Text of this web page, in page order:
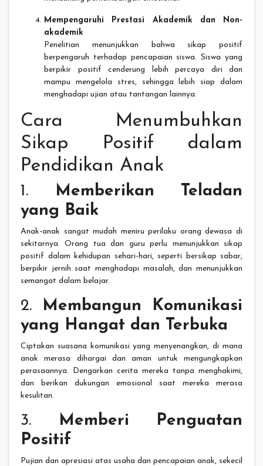
Mempengaruhi Prestasi Akademik dan Non-
akademik
Penelitian menunjukkan bahwa sikap positif
berpengaruh terhadap pencapaian siswa. Siswa yang
berpikir positif cenderung lebih percaya diri dan
mampu mengelola stres, sehingga lebih siap dalam
menghadapi ujian atau tantangan lainnya.
Cara Menumbuhkan
Sikap Positif dalam
Pendidikan Anak
1.
Memberikan Teladan
yang Baik
Anak-anak sangat mudah meniru perilaku orang dewasa di
sekitarnya. Orang tua dan guru perlu menunjukkan sikap
positif dalam kehidupan sehari-hari, seperti bersikap sabar,
berpikir jernih saat menghadapi masalah, dan menunjukkan
semangat dalam belajar.
2.
Membangun Komunikasi
yang Hangat dan Terbuka
Ciptakan suasana komunikasi yang menyenangkan, di mana
anak merasa dihargai dan aman untuk mengungkapkan
perasaannya. Dengarkan cerita mereka tanpa menghakimi,
dan berikan dukungan emosional saat mereka merasa
kesulitan.
3.
Memberi Penguatan
Positif
Pujian dan apresiasi atas usaha dan pencapaian anak, sekecil